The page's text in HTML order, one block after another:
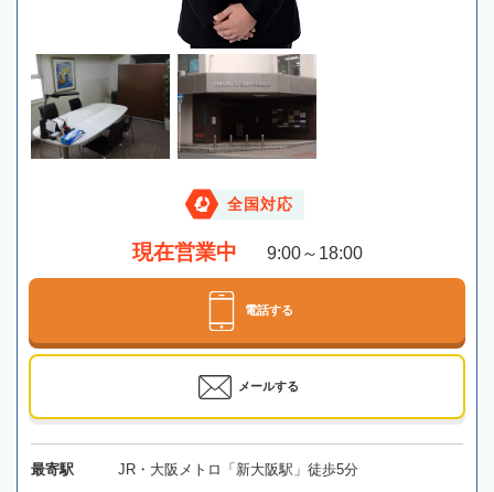
全国対応
現在営業中 9:00～18:00
電話する
メールする
最寄駅 JR・大阪メトロ「新大阪駅」徒歩5分